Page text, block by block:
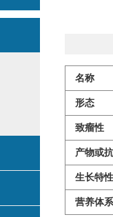
名称
形态
致瘤性
产物或
生长特性
营养体系